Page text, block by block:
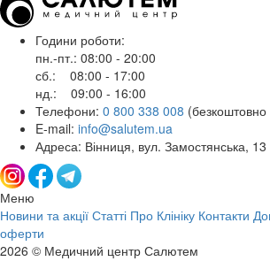
Години роботи:
пн.-пт.: 08:00 - 20:00
сб.: 08:00 - 17:00
нд.: 09:00 - 16:00
Телефони: 0 800 338 008 (безкоштовно
E-mail: info@salutem.ua
Адреса: Вінниця, вул. Замостянська, 13
Меню
Новини та акції Статті Про Клініку Контакти
оферти
2026 © Медичний центр Салютем